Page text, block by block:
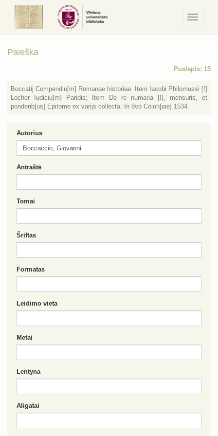
/
Meniu
Paieška
Puslapis: 15
Boccatij Compendiu[m] Romanae historiae. Item Iacobi Philomussi [!]
Locher Iudiciu[m] Paridis; Item De re numaria [!], mensuris, et
ponderib[us] Epitome ex varijs collecta. In 8vo Colon[iae] 1534.
Autorius
Antraštė
Tomai
Šriftas
Formatas
Leidimo vieta
Metai
Lentyna
Aligatai